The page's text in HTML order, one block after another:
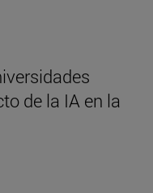
de la IA en la